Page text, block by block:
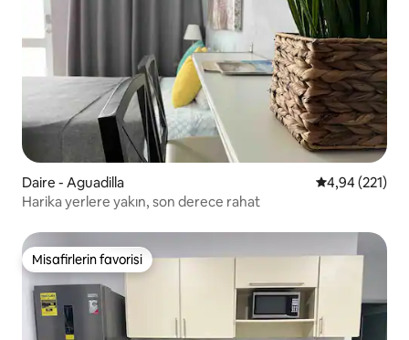
Daire - Aguadilla 5 üzerinden
4,94 (221)
Harika yerlere yakın, son derece rahat
Misafirlerin favorisi
Misafirlerin favorisi